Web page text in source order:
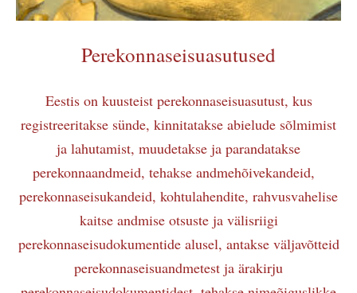
Perekonnaseisuasutused
Eestis on kuusteist perekonnaseisuasutust, kus
registreeritakse sünde, kinnitatakse abielude sõlmimist
ja lahutamist, muudetakse ja parandatakse
perekonnaandmeid, tehakse andmehõivekandeid,
perekonnaseisukandeid, kohtulahendite, rahvusvahelise
kaitse andmise otsuste ja välisriigi
perekonnaseisudokumentide alusel, antakse väljavõtteid
perekonnaseisuandmetest ja ärakirju